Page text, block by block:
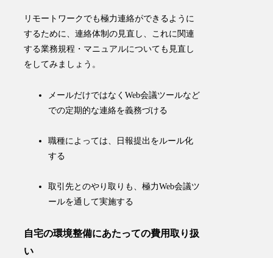
リモートワークでも極力連絡ができるように
するために、連絡体制の見直し、これに関連
する業務規程・マニュアルについても見直し
をしてみましょう。
メールだけではなくWeb会議ツールなど
での定期的な連絡を義務づける
職種によっては、日報提出をルール化
する
取引先とのやり取りも、極力Web会議ツ
ールを通して実施する
自宅の環境整備にあたっての費用取り扱
い